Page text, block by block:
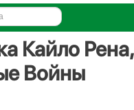
Кайло Рена,
Войны